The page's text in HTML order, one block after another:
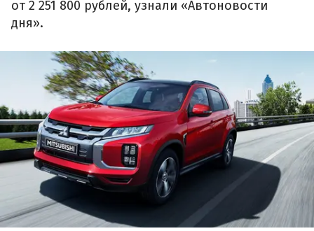
от 2 251 800 рублей, узнали «Автоновости
дня».